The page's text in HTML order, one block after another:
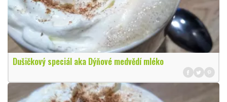
Dušičkový speciál aka Dýňové medvědí mléko